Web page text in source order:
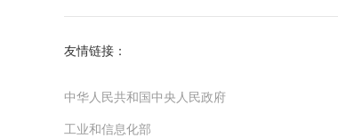
友情链接：
中华人民共和国中央人民政府
工业和信息化部